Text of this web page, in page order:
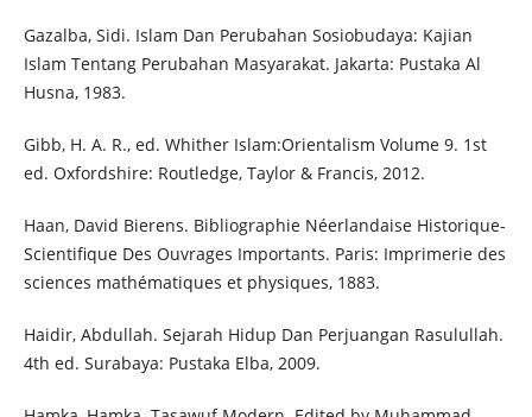
Gazalba, Sidi. Islam Dan Perubahan Sosiobudaya: Kajian
Islam Tentang Perubahan Masyarakat. Jakarta: Pustaka Al
Husna, 1983.
Gibb, H. A. R., ed. Whither Islam:Orientalism Volume 9. 1st
ed. Oxfordshire: Routledge, Taylor & Francis, 2012.
Haan, David Bierens. Bibliographie Néerlandaise Historique-
Scientifique Des Ouvrages Importants. Paris: Imprimerie des
sciences mathématiques et physiques, 1883.
Haidir, Abdullah. Sejarah Hidup Dan Perjuangan Rasulullah.
4th ed. Surabaya: Pustaka Elba, 2009.